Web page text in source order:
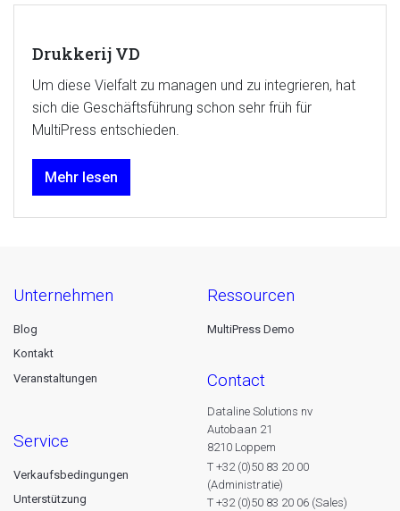
Drukkerij VD
Um diese Vielfalt zu managen und zu integrieren, hat
sich die Geschäftsführung schon sehr früh für
MultiPress entschieden.
Mehr lesen
unternehmen
Blog
Kontakt
Veranstaltungen
service
Verkaufsbedingungen
Unterstützung
ressourcen
MultiPress Demo
contact
Dataline Solutions nv
Autobaan 21
8210 Loppem
T +32 (0)50 83 20 00
(Administratie)
T +32 (0)50 83 20 06 (Sales)